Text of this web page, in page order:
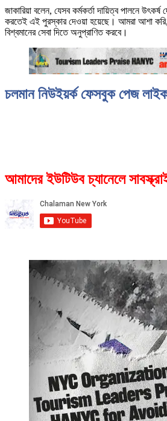
জাকারিয়া বলেন, যেসব কর্মকর্তা দায়িত্ব পালনে উৎকর্ষ
করতেই এই পুরস্কার দেওয়া হয়েছে। আমরা আশা
বিশ্বমানের সেবা দিতে অনুপ্রাণিত করবে।
চলমান নিউইয়র্ক ফেসবুক পেজ
আমাদের ইউটিউব চ্যানেলে